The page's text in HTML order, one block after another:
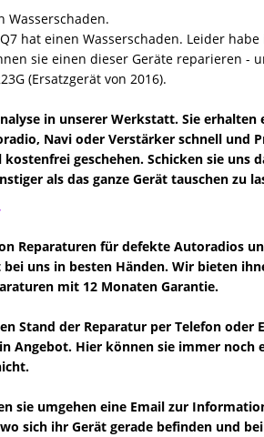
Wasserschaden.
hat einen Wasserschaden. Leider
sie einen dieser Geräte reparieren -
(Ersatzgerät von 2016).
in unserer Werkstatt. Sie erhalten
Navi oder Verstärker schnell und
kostenfrei geschehen. Schicken sie
als das ganze Gerät tauschen zu
Reparaturen für defekte Autoradios
uns in besten Händen. Wir bieten
mit 12 Monaten Garantie.
Stand der Reparatur per Telefon oder
Angebot. Hier können sie immer noch
sie umgehen eine Email zur
sich ihr Gerät gerade befinden und